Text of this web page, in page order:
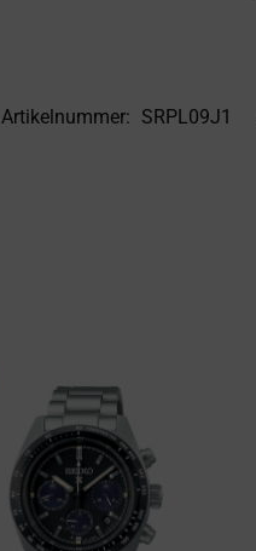
Artikelnummer: SRPL09J1